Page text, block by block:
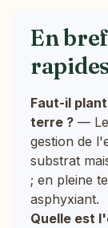
En
Faut-il
terre ? —
gestion de
substrat
; en pleine
asphyxiant.
Quelle est